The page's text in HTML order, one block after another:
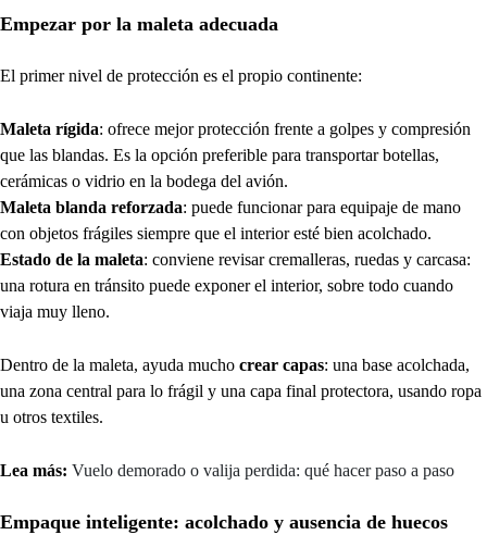
Empezar por la maleta adecuada
El primer nivel de protección es el propio continente:
Maleta rígida: ofrece mejor protección frente a golpes y compresión
que las blandas. Es la opción preferible para transportar botellas,
cerámicas o vidrio en la bodega del avión.
Maleta blanda reforzada: puede funcionar para equipaje de mano
con objetos frágiles siempre que el interior esté bien acolchado.
Estado de la maleta: conviene revisar cremalleras, ruedas y carcasa:
una rotura en tránsito puede exponer el interior, sobre todo cuando
viaja muy lleno.
Dentro de la maleta, ayuda mucho crear capas: una base acolchada,
una zona central para lo frágil y una capa final protectora, usando ropa
u otros textiles.
Lea más: Vuelo demorado o valija perdida: qué hacer paso a paso
Empaque inteligente: acolchado y ausencia de huecos